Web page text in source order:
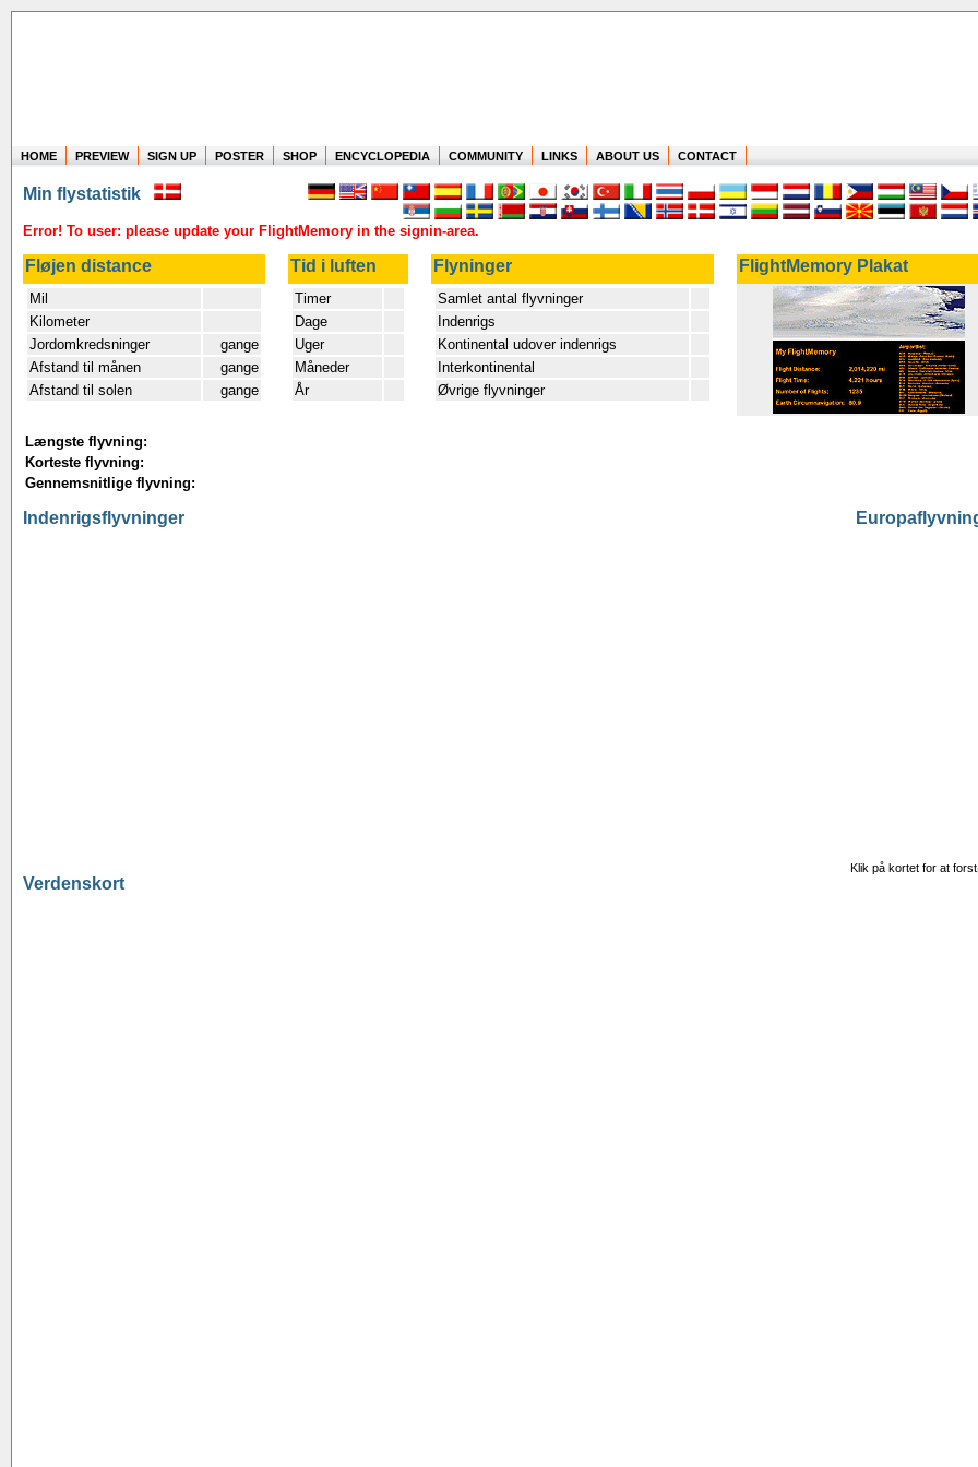
Where in the world have you flown?
How long have you been in the air?
Create your own FlightMemory and see!
HOME PREVIEW SIGN UP POSTER SHOP ENCYCLOPEDIA COMMUNITY LINKS ABOUT US CONTACT
Min flystatistik
Error! To user: please update your FlightMemory in the signin-area.
Fløjen distance Tid i luften Flyninger FlightMemory Plakat
Mil
Kilometer
Jordomkredsninger
gange
Afstand til månen
gange
Afstand til solen
gange
Timer
Dage
Uger
Måneder
År
Samlet antal flyvninger
Indenrigs
Kontinental udover indenrigs
Interkontinental
Øvrige flyvninger
Længste flyvning:
Korteste flyvning:
Gennemsnitlige flyvning:
Indenrigsflyvninger
Klik på kortet for at
Verdenskort